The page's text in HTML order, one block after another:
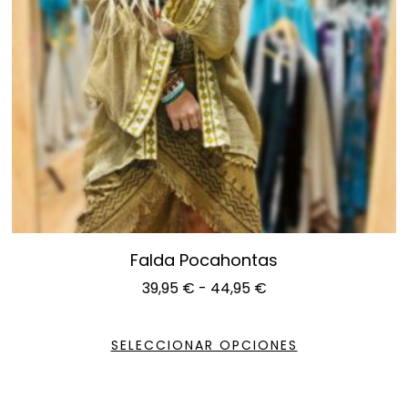
Falda Pocahontas
39,95 € - 44,95 €
SELECCIONAR OPCIONES